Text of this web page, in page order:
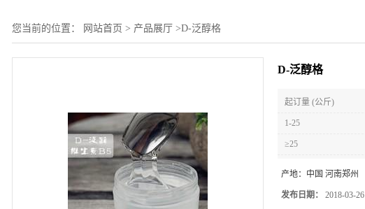
您当前的位置： 网站首页 > 产品展厅 >D-泛醇格
D-泛醇格
起订量 (公斤)
1-25
≥25
产地： 中国 河南郑州
发布日期： 2018-03-26